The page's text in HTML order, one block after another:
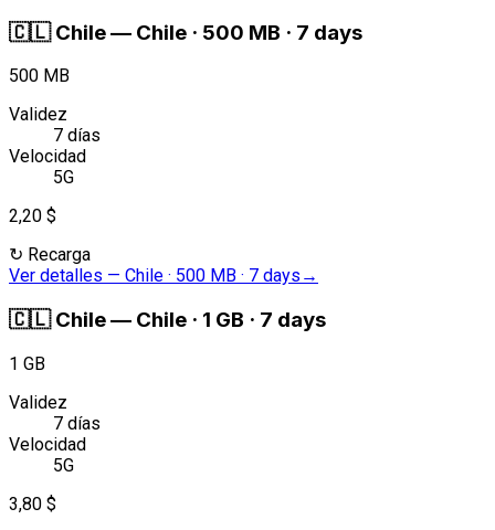
🇨🇱 Chile— Chile · 500 MB · 7 days
500 MB
Validez
7 días
Velocidad
5G
2,20 $
↻ Recarga
Ver detalles — Chile · 500 MB · 7 days →
🇨🇱 Chile— Chile · 1 GB · 7 days
1 GB
Validez
7 días
Velocidad
5G
3,80 $